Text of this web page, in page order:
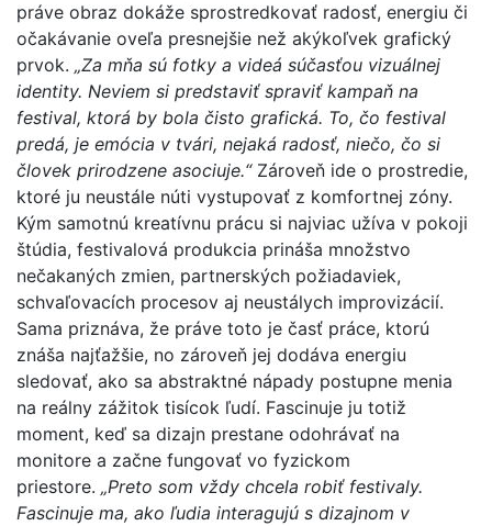
práve obraz dokáže sprostredkovať radosť, energiu či
očakávanie oveľa presnejšie než akýkoľvek grafický
prvok. „Za mňa sú fotky a videá súčasťou vizuálnej
identity. Neviem si predstaviť spraviť kampaň na
festival, ktorá by bola čisto grafická. To, čo festival
predá, je emócia v tvári, nejaká radosť, niečo, čo si
človek prirodzene asociuje.“Zároveň ide o prostredie,
ktoré ju neustále núti vystupovať z komfortnej zóny.
Kým samotnú kreatívnu prácu si najviac užíva v pokoji
štúdia, festivalová produkcia prináša množstvo
nečakaných zmien, partnerských požiadaviek,
schvaľovacích procesov aj neustálych improvizácií.
Sama priznáva, že práve toto je časť práce, ktorú
znáša najťažšie, no zároveň jej dodáva energiu
sledovať, ako sa abstraktné nápady postupne menia
na reálny zážitok tisícok ľudí. Fascinuje ju totiž
moment, keď sa dizajn prestane odohrávať na
monitore a začne fungovať vo fyzickom
priestore. „Preto som vždy chcela robiť festivaly.
Fascinuje ma, ako ľudia interagujú s dizajnom v